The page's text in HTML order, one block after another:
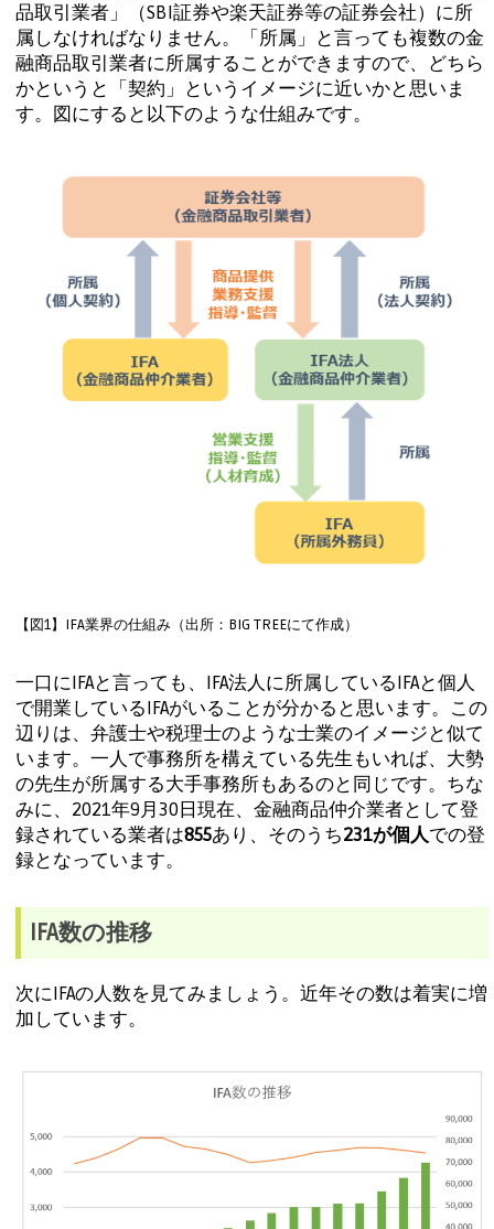
品取引業者」（SBI証券や楽天証券等の証券会社）に所
属しなければなりません。「所属」と言っても複数の金
融商品取引業者に所属することができますので、どちら
かというと「契約」というイメージに近いかと思いま
す。図にすると以下のような仕組みです。
【図1】IFA業界の仕組み（出所：BIG TREEにて作成）
一口にIFAと言っても、IFA法人に所属しているIFAと個人
で開業しているIFAがいることが分かると思います。この
辺りは、弁護士や税理士のような士業のイメージと似て
います。一人で事務所を構えている先生もいれば、大勢
の先生が所属する大手事務所もあるのと同じです。ちな
みに、2021年9月30日現在、金融商品仲介業者として登
録されている業者は855あり、そのうち231が個人での登
録となっています。
IFA数の推移
次にIFAの人数を見てみましょう。近年その数は着実に増
加しています。